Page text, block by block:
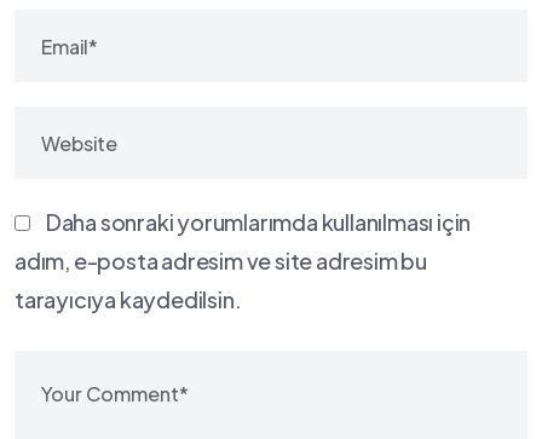
Daha sonraki yorumlarımda kullanılması için
adım, e-posta adresim ve site adresim bu
tarayıcıya kaydedilsin.